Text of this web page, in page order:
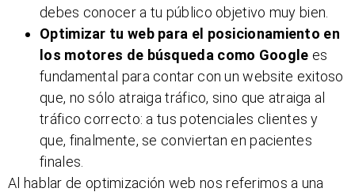
debes conocer a tu público objetivo muy bien.
Optimizar tu web para el posicionamiento en
los motores de búsqueda como Google es
fundamental para contar con un website exitoso
que, no sólo atraiga tráfico, sino que atraiga al
tráfico correcto: a tus potenciales clientes y
que, finalmente, se conviertan en pacientes
finales.
Al hablar de optimización web nos referimos a una